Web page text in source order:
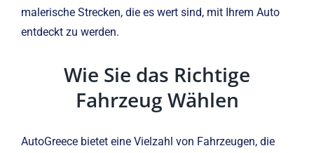
malerische Strecken, die es wert sind, mit Ihrem Auto
entdeckt zu werden.
Wie Sie das Richtige
Fahrzeug Wählen
AutoGreece bietet eine Vielzahl von Fahrzeugen, die